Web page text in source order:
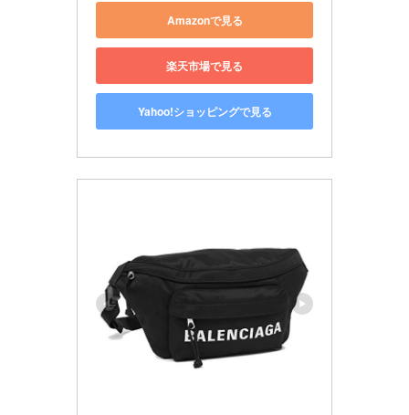
Amazonで見る
楽天市場で見る
Yahoo!ショッピングで見る